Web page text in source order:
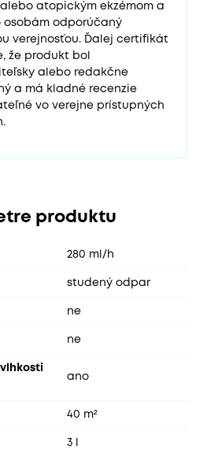
atopickým ekzémom a
osobám odporúčaný
verejnosťou. Ďalej certifikát
že produkt bol
alebo redakčne
a má kladné recenzie
vo verejne prístupných
produktu
280 ml/h
studený odpar
ne
ne
ano
40 m²
3 l